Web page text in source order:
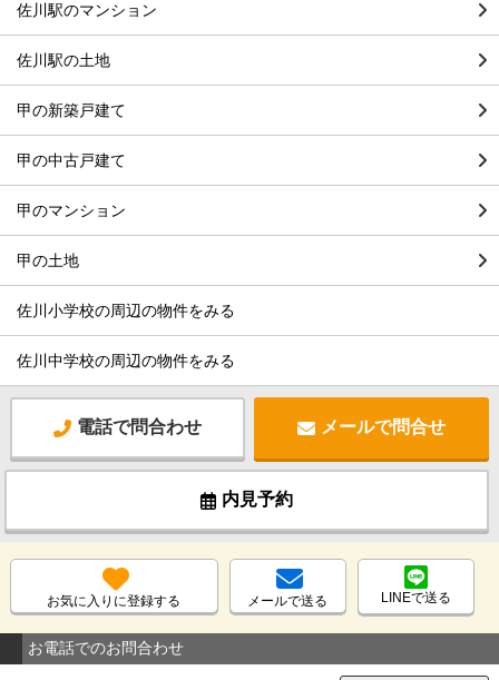
佐川駅のマンション
佐川駅の土地
甲の新築戸建て
甲の中古戸建て
甲のマンション
甲の土地
佐川小学校の周辺の物件をみる
佐川中学校の周辺の物件をみる
電話で問合わせ メールで問合せ
内見予約
お気に入りに登録する メールで送る LINEで送る
お電話でのお問合わせ